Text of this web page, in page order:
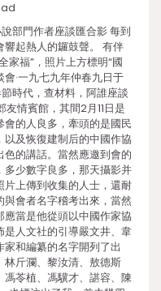
部門作者座談匯合影 每到
起熱人的鑼鼓聲。 有伴
家福”，照片上方標明“國
·一九七九年仲春九日于
時代，查材料，阿誰座談
情賓館，其間2月11日是
的人良多，牽頭的是國民
及恢復建制后的中國作協
的講話。當然應邀到會的
少數字良多，那天攝影并
上傳到收集的人士，還耐
會者名字稽考出來，當然
當是他從頭以中國作家協
人文社的引導嚴文井、韋
和編纂的名字開列了出
斤瀾、黎汝清、敖德斯
苓植、馮驥才、諶容、陳